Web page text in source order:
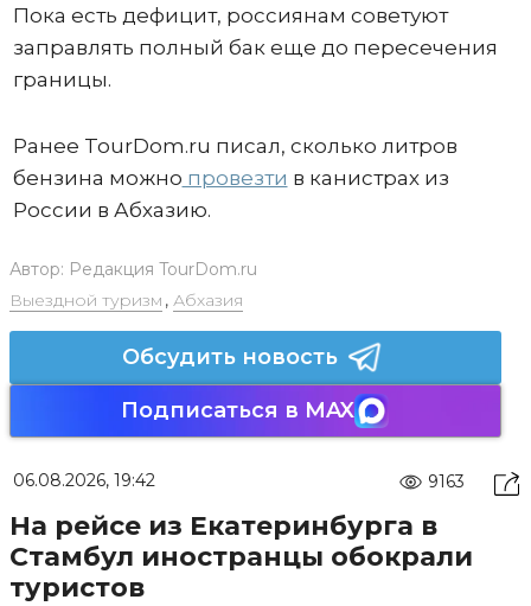
Пока есть дефицит, россиянам советуют
заправлять полный бак еще до пересечения
границы.
Ранее TourDom.ru писал, сколько литров
бензина можно провезти в канистрах из
России в Абхазию.
Автор: Редакция TourDom.ru
Выездной туризм , Абхазия
Обсудить новость
Подписаться в MAX
06.08.2026, 19:42 9163
На рейсе из Екатеринбурга в
Стамбул иностранцы обокрали
туристов